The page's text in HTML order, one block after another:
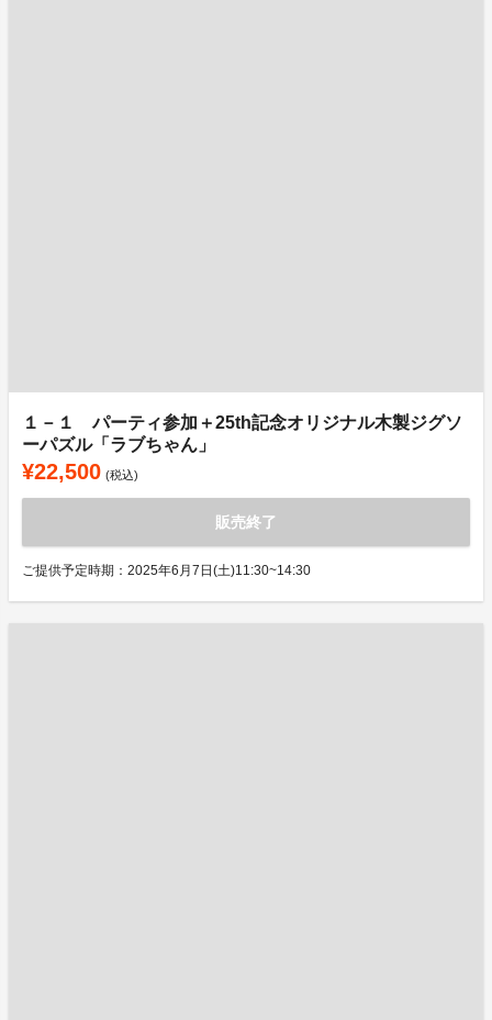
１－１ パーティ参加＋25th記念オリジナル木製ジグソ
ーパズル「ラブちゃん」
¥22,500 (税込)
販売終了
ご提供予定時期：2025年6月7日(土)11:30~14:30